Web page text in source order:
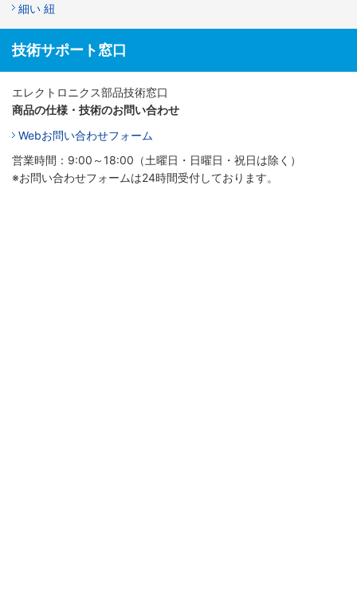
細い 紐
技術サポート窓口
エレクトロニクス部品技術窓口
商品の仕様・技術のお問い合わせ
Webお問い合わせフォーム
営業時間：9:00～18:00（土曜日・日曜日・祝日は除く）
※お問い合わせフォームは24時間受付しております。